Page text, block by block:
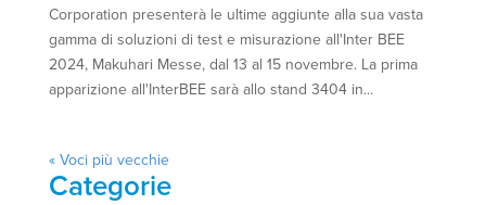
Corporation presenterà le ultime aggiunte alla sua vasta
gamma di soluzioni di test e misurazione all'Inter BEE
2024, Makuhari Messe, dal 13 al 15 novembre. La prima
apparizione all'InterBEE sarà allo stand 3404 in...
« Voci più vecchie
Categorie